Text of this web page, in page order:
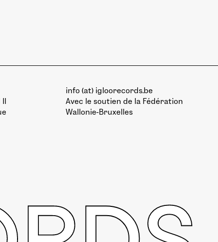
info (at) igloorecords.be
Avec le soutien de la Fédération
Wallonie-Bruxelles